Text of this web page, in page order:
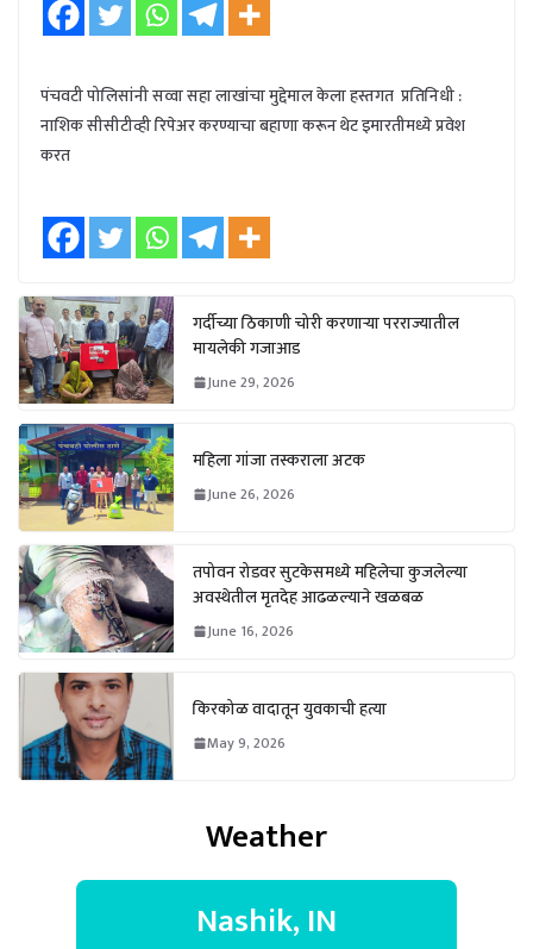
पंचवटी पोलिसांनी सव्वा सहा लाखांचा मुद्देमाल केला हस्तगत प्रतिनिधी :
नाशिक सीसीटीव्ही रिपेअर करण्याचा बहाणा करून थेट इमारतीमध्ये प्रवेश
करत
गर्दीच्या ठिकाणी चोरी करणाऱ्या परराज्यातील
मायलेकी गजाआड
June 29, 2026
महिला गांजा तस्कराला अटक
June 26, 2026
तपोवन रोडवर सुटकेसमध्ये महिलेचा कुजलेल्या
अवस्थेतील मृतदेह आढळल्याने खळबळ
June 16, 2026
किरकोळ वादातून युवकाची हत्या
May 9, 2026
Weather
Nashik, IN